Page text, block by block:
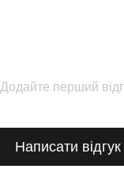
Додайте перший
Написати відгук